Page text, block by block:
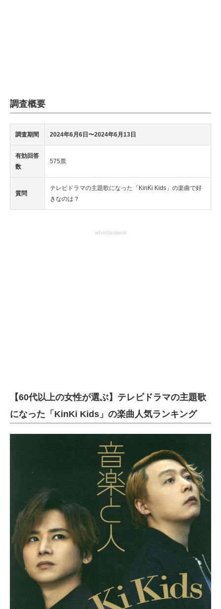
調査概要
調査期間 2024年6月6日〜2024年6月13日
有効回答
数
575票
質問
テレビドラマの主題歌になった「KinKi Kids」の楽曲で好
きなのは？
advertisement
【60代以上の女性が選ぶ】テレビドラマの主題歌
になった「KinKi Kids」の楽曲人気ランキング